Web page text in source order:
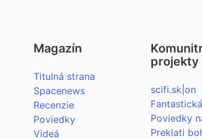
Magazín
Titulná strana
Spacenews
Recenzie
Poviedky
Videá
projekty
scifi.sk|on
Poviedky
Preklati